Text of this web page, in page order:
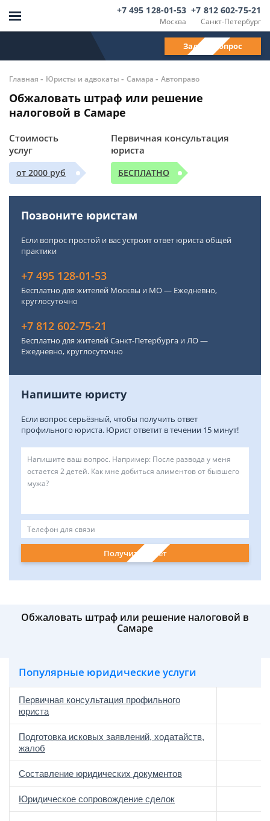
Москва
+7 495 128-01-53
Санкт-Петербург
+7 812 602-75-21
Задать вопрос
Главная - Юристы и адвокаты - Самара - Автоправо
Обжаловать штраф или решение
налоговой в Самаре
Стоимость
услуг
от 2000 руб
Первичная консультация
юриста
БЕСПЛАТНО
Позвоните юристам
Если вопрос простой и вас устроит ответ юриста общей
практики
+7 495 128-01-53
Бесплатно для жителей Москвы и МО — Ежедневно,
круглосуточно
+7 812 602-75-21
Бесплатно для жителей Санкт-Петербурга и ЛО —
Ежедневно, круглосуточно
Напишите юристу
Если вопрос серьёзный, чтобы получить ответ
профильного юриста. Юрист ответит в течении 15 минут!
Получить ответ
Обжаловать штраф или решение налоговой в
Самаре
Популярные юридические услуги
Первичная консультация профильного
юриста
Подготовка исковых заявлений, ходатайств,
жалоб
Составление юридических документов
Юридическое сопровождение сделок